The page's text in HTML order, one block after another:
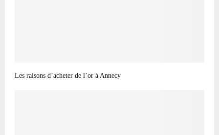
Les raisons d’acheter de l’or à Annecy